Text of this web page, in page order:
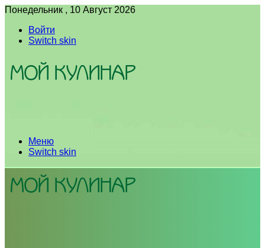
Понедельник , 10 Август 2026
Войти
Switch skin
Меню
Switch skin